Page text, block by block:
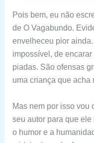
Pois bem, eu não
de O Vagabundo.
envelheceu pior
impossível, de encarar
piadas. São ofensas
uma criança que acha
Mas nem por isso vou
seu autor para que
o humor e a